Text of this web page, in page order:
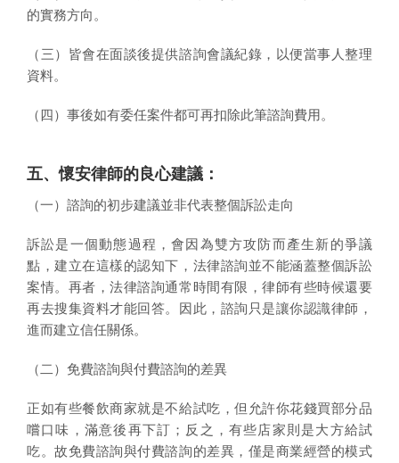
的實務方向。
（三）皆會在面談後提供諮詢會議紀錄，以便當事人整理
資料。
（四）事後如有委任案件都可再扣除此筆諮詢費用。
五、懷安律師的良心建議：
（一）諮詢的初步建議並非代表整個訴訟走向
訴訟是一個動態過程，會因為雙方攻防而產生新的爭議
點，建立在這樣的認知下，法律諮詢並不能涵蓋整個訴訟
案情。再者，法律諮詢通常時間有限，律師有些時候還要
再去搜集資料才能回答。因此，諮詢只是讓你認識律師，
進而建立信任關係。
（二）免費諮詢與付費諮詢的差異
正如有些餐飲商家就是不給試吃，但允許你花錢買部分品
嚐口味，滿意後再下訂；反之，有些店家則是大方給試
吃。故免費諮詢與付費諮詢的差異，僅是商業經營的模式